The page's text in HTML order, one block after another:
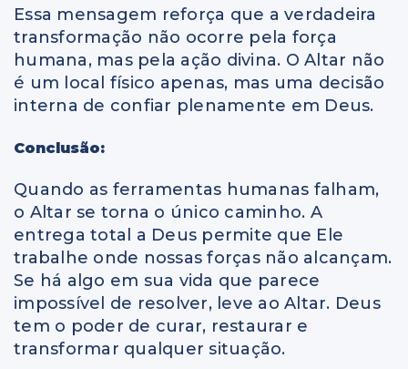
Essa mensagem reforça que a verdadeira
transformação não ocorre pela força
humana, mas pela ação divina. O Altar não
é um local físico apenas, mas uma decisão
interna de confiar plenamente em Deus.
Conclusão:
Quando as ferramentas humanas falham,
o Altar se torna o único caminho. A
entrega total a Deus permite que Ele
trabalhe onde nossas forças não alcançam.
Se há algo em sua vida que parece
impossível de resolver, leve ao Altar. Deus
tem o poder de curar, restaurar e
transformar qualquer situação.